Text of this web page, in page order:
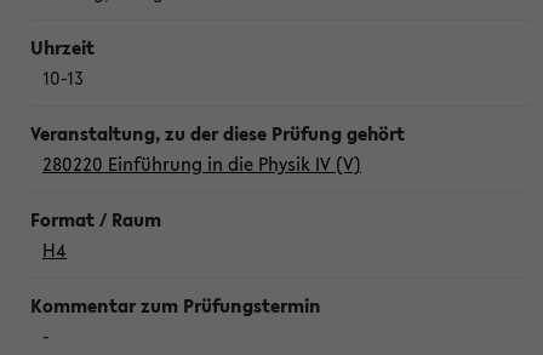
10-13
280220 Einführung in die Physik IV (V)
H4
-